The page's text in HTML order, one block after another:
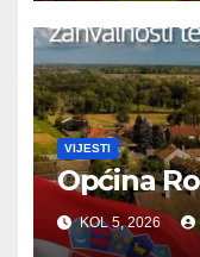
VIJESTI
Općina
KOL 5, 2026